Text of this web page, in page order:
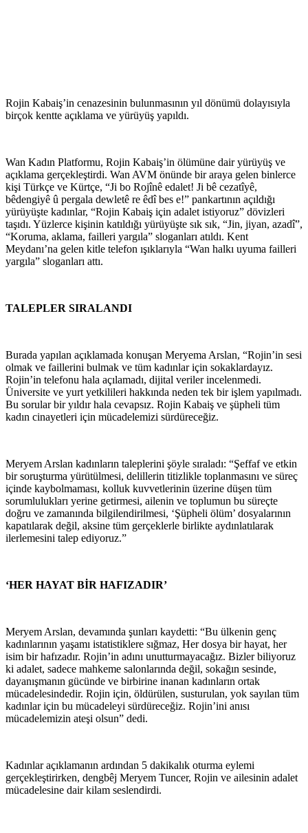
Rojin Kabaiş’in cenazesinin bulunmasının yıl dönümü dolayısıyla
birçok kentte açıklama ve yürüyüş yapıldı.
Wan Kadın Platformu, Rojin Kabaiş’in ölümüne dair yürüyüş ve
açıklama gerçekleştirdi. Wan AVM önünde bir araya gelen binlerce
kişi Türkçe ve Kürtçe, “Ji bo Rojînê edalet! Ji bê cezatîyê,
bêdengiyê û pergala dewletê re êdî bes e!” pankartının açıldığı
yürüyüşte kadınlar, “Rojin Kabaiş için adalet istiyoruz” dövizleri
taşıdı. Yüzlerce kişinin katıldığı yürüyüşte sık sık, “Jin, jiyan, azadî”,
“Koruma, aklama, failleri yargıla” sloganları atıldı. Kent
Meydanı’na gelen kitle telefon ışıklarıyla “Wan halkı uyuma failleri
yargıla” sloganları attı.
TALEPLER SIRALANDI
Burada yapılan açıklamada konuşan Meryema Arslan, “Rojin’in sesi
olmak ve faillerini bulmak ve tüm kadınlar için sokaklardayız.
Rojin’in telefonu hala açılamadı, dijital veriler incelenmedi.
Üniversite ve yurt yetkilileri hakkında neden tek bir işlem yapılmadı.
Bu sorular bir yıldır hala cevapsız. Rojin Kabaiş ve şüpheli tüm
kadın cinayetleri için mücadelemizi sürdüreceğiz.
Meryem Arslan kadınların taleplerini şöyle sıraladı: “Şeffaf ve etkin
bir soruşturma yürütülmesi, delillerin titizlikle toplanmasını ve süreç
içinde kaybolmaması, kolluk kuvvetlerinin üzerine düşen tüm
sorumlulukları yerine getirmesi, ailenin ve toplumun bu süreçte
doğru ve zamanında bilgilendirilmesi, ‘Şüpheli ölüm’ dosyalarının
kapatılarak değil, aksine tüm gerçeklerle birlikte aydınlatılarak
ilerlemesini talep ediyoruz.”
‘HER HAYAT BİR HAFIZADIR’
Meryem Arslan, devamında şunları kaydetti: “Bu ülkenin genç
kadınlarının yaşamı istatistiklere sığmaz, Her dosya bir hayat, her
isim bir hafızadır. Rojin’in adını unutturmayacağız. Bizler biliyoruz
ki adalet, sadece mahkeme salonlarında değil, sokağın sesinde,
dayanışmanın gücünde ve birbirine inanan kadınların ortak
mücadelesindedir. Rojin için, öldürülen, susturulan, yok sayılan tüm
kadınlar için bu mücadeleyi sürdüreceğiz. Rojin’ini anısı
mücadelemizin ateşi olsun” dedi.
Kadınlar açıklamanın ardından 5 dakikalık oturma eylemi
gerçekleştirirken, dengbêj Meryem Tuncer, Rojin ve ailesinin adalet
mücadelesine dair kilam seslendirdi.